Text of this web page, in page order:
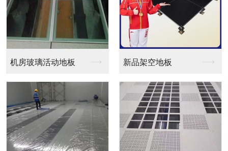
璃活动地板 新品架空地板